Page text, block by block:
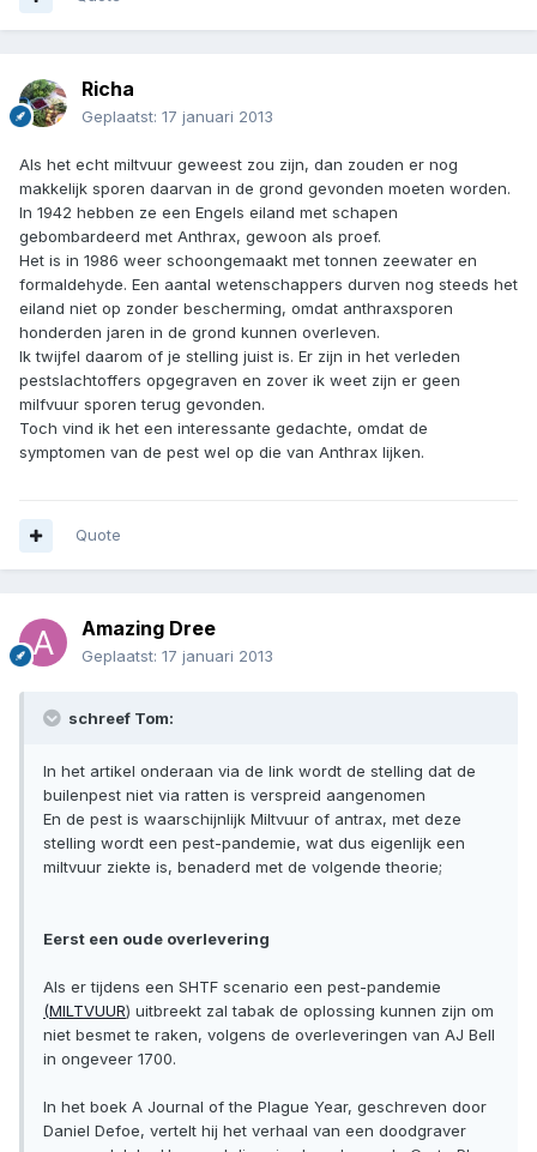
Richa
Geplaatst: 17 januari 2013
Als het echt miltvuur geweest zou zijn, dan zouden er nog
makkelijk sporen daarvan in de grond gevonden moeten worden.
In 1942 hebben ze een Engels eiland met schapen
gebombardeerd met Anthrax, gewoon als proef.
Het is in 1986 weer schoongemaakt met tonnen zeewater en
formaldehyde. Een aantal wetenschappers durven nog steeds het
eiland niet op zonder bescherming, omdat anthraxsporen
honderden jaren in de grond kunnen overleven.
Ik twijfel daarom of je stelling juist is. Er zijn in het verleden
pestslachtoffers opgegraven en zover ik weet zijn er geen
milfvuur sporen terug gevonden.
Toch vind ik het een interessante gedachte, omdat de
symptomen van de pest wel op die van Anthrax lijken.
Quote
Amazing Dree
Geplaatst: 17 januari 2013
schreef Tom:
In het artikel onderaan via de link wordt de stelling dat de
builenpest niet via ratten is verspreid aangenomen
En de pest is waarschijnlijk Miltvuur of antrax, met deze
stelling wordt een pest-pandemie, wat dus eigenlijk een
miltvuur ziekte is, benaderd met de volgende theorie;
Eerst een oude overlevering
Als er tijdens een SHTF scenario een pest-pandemie
(MILTVUUR) uitbreekt zal tabak de oplossing kunnen zijn om
niet besmet te raken, volgens de overleveringen van AJ Bell
in ongeveer 1700.
In het boek A Journal of the Plague Year, geschreven door
Daniel Defoe, vertelt hij het ​​verhaal van een doodgraver